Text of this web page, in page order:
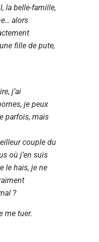
la belle-famille,
alors
fille de pute,
j’ai
je peux
parfois, mais
couple du
où j’en suis
le hais, je ne
?
me tuer.